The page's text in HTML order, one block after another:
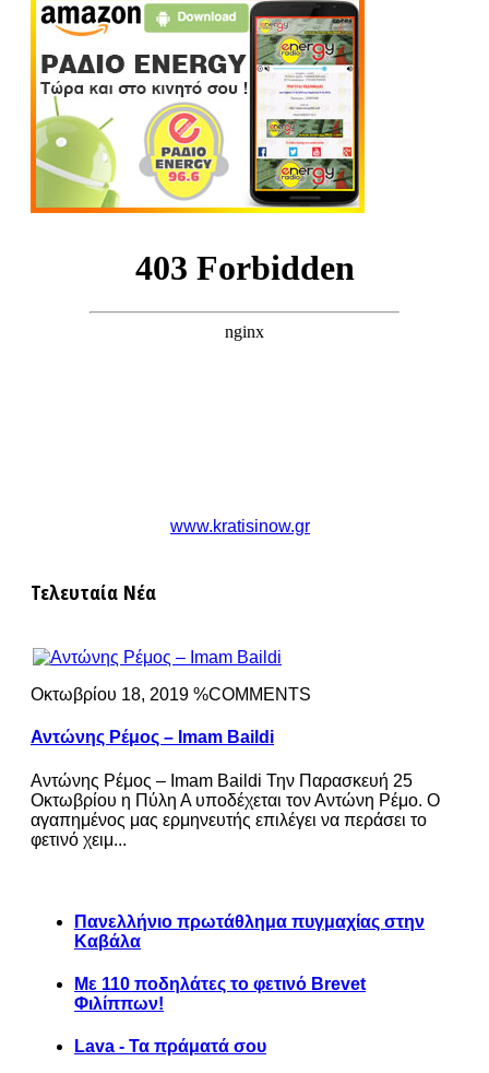
www.kratisinow.gr
Τελευταία Νέα
Οκτωβρίου 18, 2019 %COMMENTS
Αντώνης Ρέμος – Imam Baildi
Αντώνης Ρέμος – Imam Baildi Την Παρασκευή 25
Οκτωβρίου η Πύλη Α υποδέχεται τον Αντώνη Ρέμο. Ο
αγαπημένος μας ερμηνευτής επιλέγει να περάσει το
φετινό χειμ...
Πανελλήνιο πρωτάθλημα πυγμαχίας στην
Καβάλα
Με 110 ποδηλάτες το φετινό Brevet
Φιλίππων!
Lava - Τα πράματά σου